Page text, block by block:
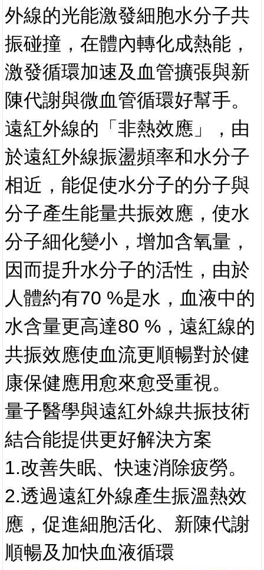
外線的光能激發細胞水分子共
振碰撞，在體內轉化成熱能，
激發循環加速及血管擴張與新
陳代謝與微血管循環好幫手。
遠紅外線的「非熱效應」，由
於遠紅外線振盪頻率和水分子
相近，能促使水分子的分子與
分子產生能量共振效應，使水
分子細化變小，增加含氧量，
因而提升水分子的活性，由於
人體約有70 %是水，血液中的
水含量更高達80 %，遠紅線的
共振效應使血流更順暢對於健
康保健應用愈來愈受重視。
量子醫學與遠紅外線共振技術
結合能提供更好解決方案
1.改善失眠、快速消除疲勞。
2.透過遠紅外線產生振溫熱效
應，促進細胞活化、新陳代謝
順暢及加快血液循環